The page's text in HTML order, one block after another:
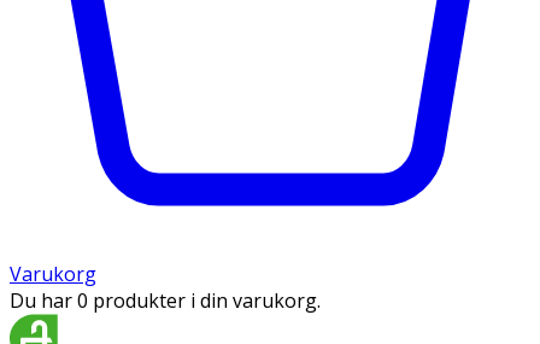
Varukorg
Du har 0 produkter i din varukorg.